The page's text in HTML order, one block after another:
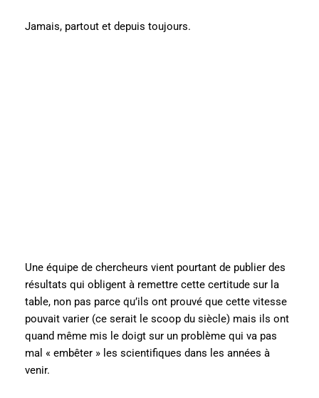
Jamais, partout et depuis toujours.
Une équipe de chercheurs vient pourtant de publier des
résultats qui obligent à remettre cette certitude sur la
table, non pas parce qu’ils ont prouvé que cette vitesse
pouvait varier (ce serait le scoop du siècle) mais ils ont
quand même mis le doigt sur un problème qui va pas
mal « embêter » les scientifiques dans les années à
venir.